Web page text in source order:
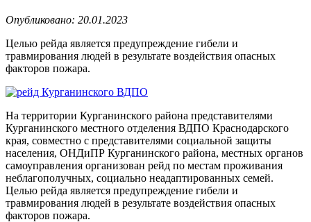
Опубликовано: 20.01.2023
Целью рейда является предупреждение гибели и
травмирования людей в результате воздействия опасных
факторов пожара.
На территории Курганинского района представителями
Курганинского местного отделения ВДПО Краснодарского
края, совместно с представителями социальной защиты
населения, ОНДиПР Курганинского района, местных органов
самоуправления организован рейд по местам проживания
неблагополучных, социально неадаптированных семей.
Целью рейда является предупреждение гибели и
травмирования людей в результате воздействия опасных
факторов пожара.